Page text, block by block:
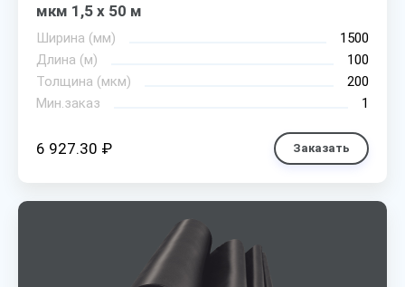
мкм 1,5 х 50 м
Ширина (мм)
1500
Длина (м)
100
Толщина (мкм)
200
Мин.заказ
1
6 927.30 ₽ Заказать